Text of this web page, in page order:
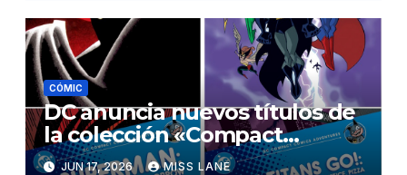
CÓMIC
DC anuncia nuevos títulos de
la colección «Compact
Comics Adventures»
JUN 17, 2026 MISS LANE